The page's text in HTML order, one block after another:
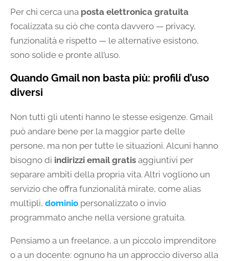
Per chi cerca una posta elettronica gratuita
focalizzata su ciò che conta davvero — privacy,
funzionalità e rispetto — le alternative esistono,
sono solide e pronte all’uso.
Quando Gmail non basta più: profili d’uso
diversi
Non tutti gli utenti hanno le stesse esigenze. Gmail
può andare bene per la maggior parte delle
persone, ma non per tutte le situazioni. Alcuni hanno
bisogno di indirizzi email gratis aggiuntivi per
separare ambiti della propria vita. Altri vogliono un
servizio che offra funzionalità mirate, come alias
multipli, dominio personalizzato o invio
programmato anche nella versione gratuita.
Pensiamo a un freelance, a un piccolo imprenditore
o a un docente: ognuno ha un approccio diverso alla